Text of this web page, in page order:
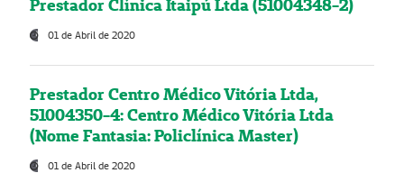
Prestador Clínica Itaipú Ltda (51004348-2)
01 de Abril de 2020
Prestador Centro Médico Vitória Ltda,
51004350-4: Centro Médico Vitória Ltda
(Nome Fantasia: Policlínica Master)
01 de Abril de 2020